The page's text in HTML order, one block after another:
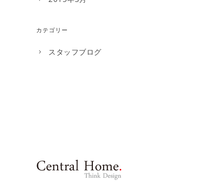
カテゴリー
スタッフブログ